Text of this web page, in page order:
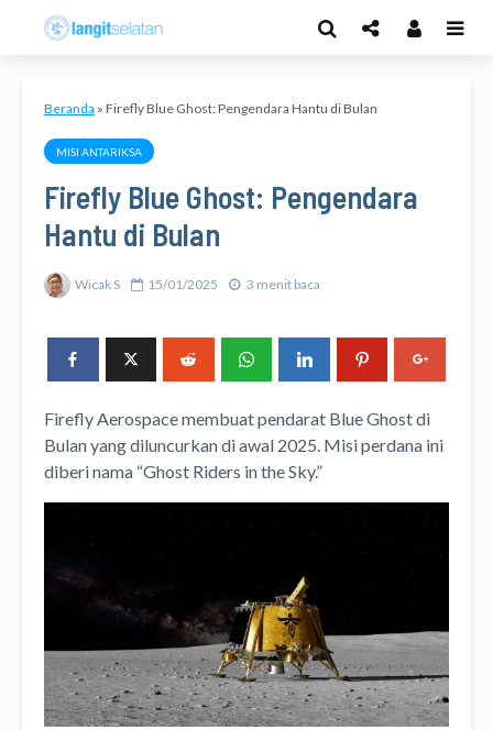
Beranda » Firefly Blue Ghost: Pengendara Hantu di Bulan
MISI ANTARIKSA
Firefly Blue Ghost: Pengendara
Hantu di Bulan
Wicak S 15/01/2025 3 menit baca
Firefly Aerospace membuat pendarat Blue Ghost di
Bulan yang diluncurkan di awal 2025. Misi perdana ini
diberi nama “Ghost Riders in the Sky.”